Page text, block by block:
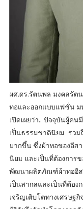
ผศ.ดร.รัตนพล มงคลรัต
ทอและออกแบบแฟชั่น ม
เปิดเผยว่า.. ปัจจุบันผู้ค
เป็นธรรมชาตินิยม รว
มากขึ้น ซึ่งผ้าทอของอีส
นิยม และเป็นที่ต้องการ
พัฒนาผลิตภัณฑ์ผ้าทออีส
เป็นสากลและเป็นที่ต้อง
เจริญเติบโตทางเศรษฐกิ